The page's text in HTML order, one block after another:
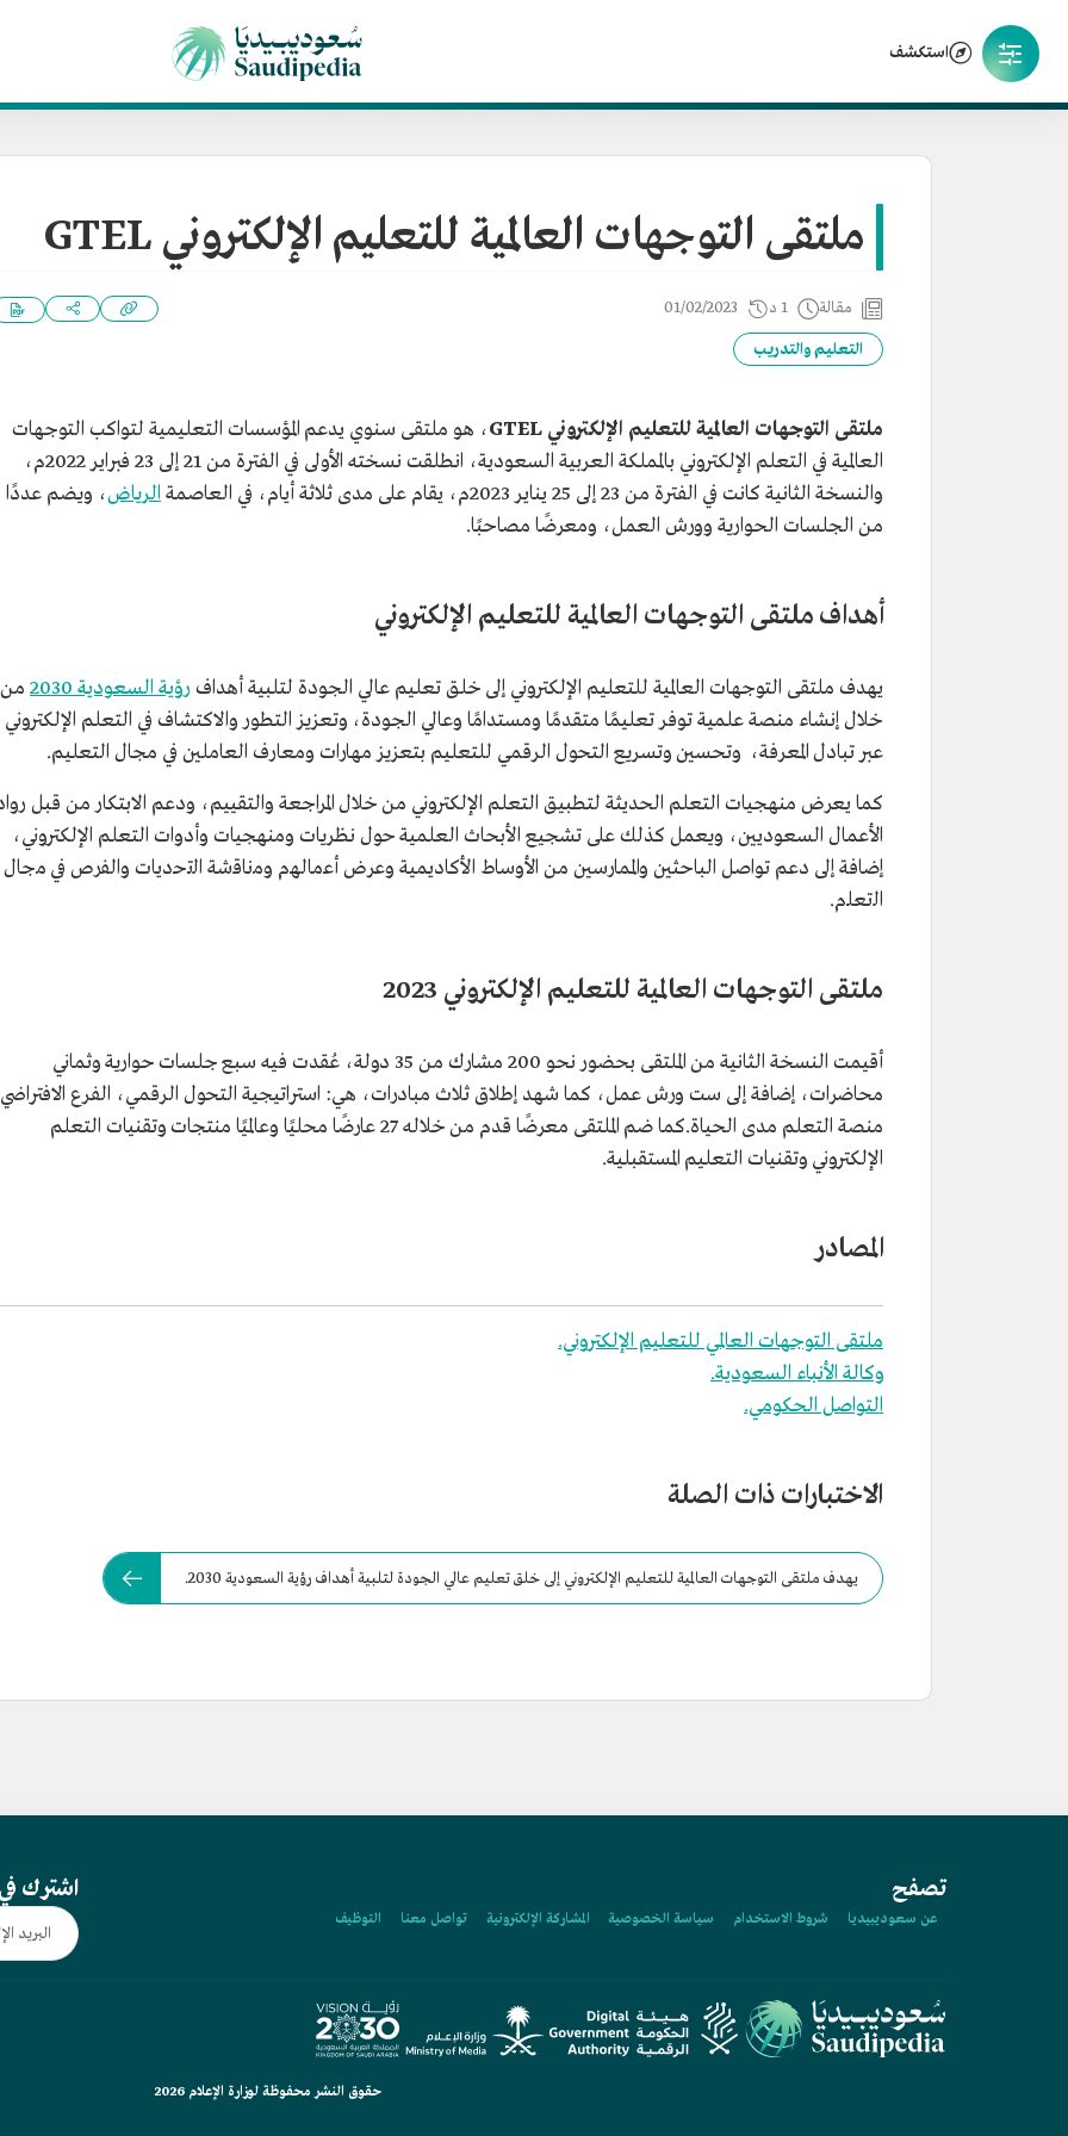
استكشف
ملتقى التوجهات العالمية للتعليم الإلكتروني GTEL
مقالة 1 د 01/02/2023
التعليم والتدريب
ملتقى التوجهات العالمية للتعليم الإلكتروني GTEL
، هو ملتقى سنوي يدعم المؤسسات التعليمية لتواكب التوجهات
العالمية في التعلم الإلكتروني بالمملكة العربية السعودية، انطلقت نسخته الأولى في الفترة من 21 إلى 23 فبراير 2022م،
والنسخة الثانية كانت في الفترة من 23 إلى 25 يناير 2023م، يقام على مدى ثلاثة أيام، في العاصمة
الرياض، ويضم عددًا
من الجلسات الحوارية وورش العمل، ومعرضًا مصاحبًا.
أهداف ملتقى التوجهات العالمية للتعليم الإلكتروني
يهدف ملتقى التوجهات العالمية للتعليم الإلكتروني إلى خلق تعليم عالي الجودة لتلبية أهداف رؤية السعودية 2030
من
خلال إنشاء منصة علمية توفر تعليمًا متقدمًا ومستدامًا وعالي الجودة، وتعزيز التطور والاكتشاف في التعلم الإلكتروني
عبر تبادل المعرفة، وتحسين وتسريع التحول الرقمي للتعليم بتعزيز مهارات ومعارف العاملين في مجال التعليم.
كما يعرض منهجيات التعلم الحديثة لتطبيق التعلم الإلكتروني من خلال المراجعة والتقييم، ودعم الابتكار من قبل
الأعمال السعوديين، ويعمل كذلك على تشجيع الأبحاث العلمية حول نظريات ومنهجيات وأدوات التعلم الإلكتروني،
إضافة إلى دعم تواصل الباحثين والممارسين من الأوساط الأكاديمية وعرض أﻋﻣﺎﻟﮭم وﻣﻧﺎﻗﺷﺔ اﻟﺗﺣدﯾﺎت واﻟﻔرص في ﻣﺟﺎل
اﻟﺗﻌﻠم.
ملتقى التوجهات العالمية للتعليم الإلكتروني 2023
أقيمت النسخة الثانية من الملتقى بحضور نحو 200 مشارك من 35 دولة، عُقدت فيه سبع جلسات حوارية وثماني
محاضرات، إضافة إلى ست ورش عمل، كما شهد إطلاق ثلاث مبادرات، هي: استراتيجية التحول الرقمي، الفرع
منصة التعلم مدى الحياة.كما ضم الملتقى معرضًا قدم من خلاله 27 عارضًا محليًا وعالميًا منتجات وتقنيات التعلم
الإلكتروني وتقنيات التعليم المستقبلية.
المصادر
ملتقى التوجهات العالمي للتعليم الإلكتروني.
وكالة الأنباء السعودية.
التواصل الحكومي.
الاختبارات ذات الصلة
يهدف ملتقى التوجهات العالمية للتعليم الإلكتروني إلى خلق تعليم عالي الجودة لتلبية أهداف رؤية السعودية 2030.
تصفح
عن سعوديبيديا شروط الاستخدام سياسة الخصوصية المشاركة الإلكترونية تواصل معنا التوظيف
اشترك
حقوق النشر محفوظة لوزارة الإعلام 2026